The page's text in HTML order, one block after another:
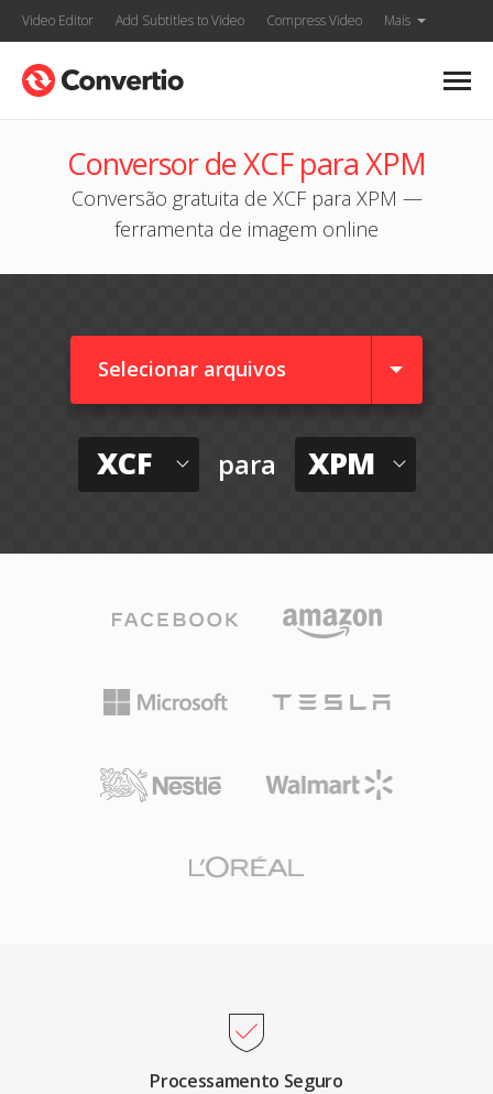
Video Editor Add Subtitles to Video Compress Video Mais
Conversor de XCF para XPM
Conversão gratuita de XCF para XPM —
ferramenta de imagem online
Selecionar arquivos
XCF para XPM
Processamento Seguro